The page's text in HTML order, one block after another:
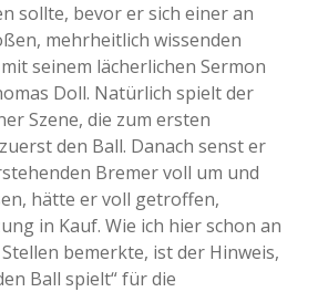
sollte, bevor er sich einer an
mehrheitlich wissenden
seinem lächerlichen Sermon
Doll. Natürlich spielt der
Szene, die zum ersten
den Ball. Danach senst er
Bremer voll um und
hätte er voll getroffen,
in Kauf. Wie ich hier schon an
bemerkte, ist der Hinweis,
Ball spielt“ für die